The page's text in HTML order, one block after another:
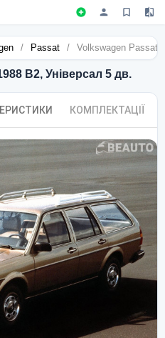
/ Passat / Volkswagen Passat
B2, Універсал 5 дв.
КОМПЛЕКТАЦІЇ